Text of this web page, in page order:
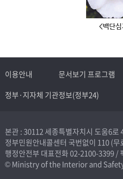
이용안내 문서보기 프로그램
정부·지자체 기관정보(정부24)
본관 : 30112 세종특별자치시 도움6로
정부민원안내콜센터 국번없이 110(무
행정안전부 대표전화02-2100-3399/
© Ministry of the Interior and